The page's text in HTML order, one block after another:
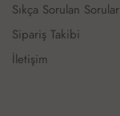
Sıkça Sorulan Sorular
Sipariş Takibi
İletişim